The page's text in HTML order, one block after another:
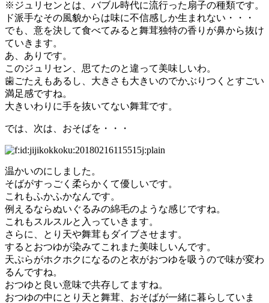
※ジュリセンとは、バブル時代に流行った扇子の種類です。
ド派手なその風貌からは味に不信感しか生まれない・・・
でも、意を決して食べてみると舞茸独特の香りが鼻から抜け
ていきます。
あ、ありです。
このジュリセン、思てたのと違って美味しいわ。
歯ごたえもあるし、大きさも大きいのでかぶりつくとすごい
満足感ですね。
大きいわりに手を抜いてない舞茸です。
では、次は、おそばを・・・
温かいのにしました。
そばがすっごく柔らかくて優しいです。
これもふかふかなんです。
例えるならぬいぐるみの綿毛のような感じですね。
これもスルスルと入っていきます。
さらに、とり天や舞茸もダイブさせます。
するとおつゆが染みてこれまた美味しいんです。
天ぷらがホクホクになるのと衣がおつゆを吸うので味が変わ
るんですね。
おつゆと良い意味で共存してますね。
おつゆの中にとり天と舞茸、おそばが一緒に暮らしていま